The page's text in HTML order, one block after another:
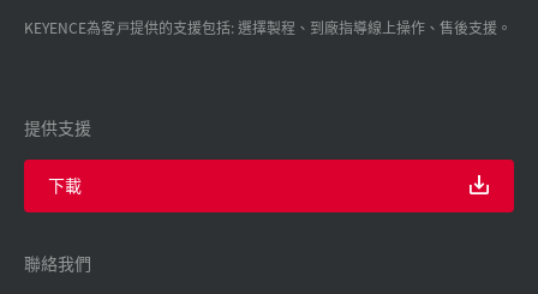
KEYENCE為客戸提供的支援包括: 選擇製程、到廠指導線上操作、售後支援。
提供支援
下載
聯絡我們